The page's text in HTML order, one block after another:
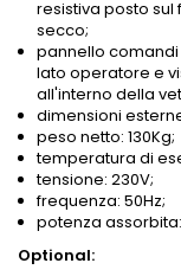
resistiva posto
secco;
pannello
lato operatore e
all'interno della
dimensioni
peso netto: 130Kg;
temperatura di
tensione: 230V;
frequenza: 50Hz;
potenza assorbita:
Optional: